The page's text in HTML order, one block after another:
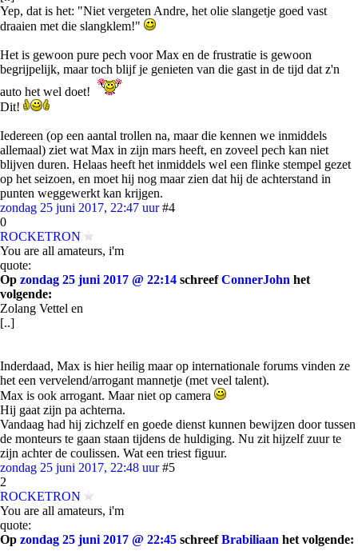
Yep, dat is het: "Niet vergeten Andre, het olie slangetje goed vast
draaien met die slangklem!"
Het is gewoon pure pech voor Max en de frustratie is gewoon
begrijpelijk, maar toch blijf je genieten van die gast in de tijd dat z'n
auto het wel doet!
Dit!
Iedereen (op een aantal trollen na, maar die kennen we inmiddels
allemaal) ziet wat Max in zijn mars heeft, en zoveel pech kan niet
blijven duren. Helaas heeft het inmiddels wel een flinke stempel gezet
op het seizoen, en moet hij nog maar zien dat hij de achterstand in
punten weggewerkt kan krijgen.
zondag 25 juni 2017, 22:47 uur #4
0
ROCKETRON
You are all amateurs, i'm
quote:
Op zondag 25 juni 2017 @ 22:14 schreefConnerJohn het
volgende:
Zolang Vettel en
[..]
Inderdaad, Max is hier heilig maar op internationale forums vinden ze
het een vervelend/arrogant mannetje (met veel talent).
Max is ook arrogant. Maar niet op camera
Hij gaat zijn pa achterna.
Vandaag had hij zichzelf en goede dienst kunnen bewijzen door tussen
de monteurs te gaan staan tijdens de huldiging. Nu zit hijzelf zuur te
zijn achter de coulissen. Wat een triest figuur.
zondag 25 juni 2017, 22:48 uur #5
2
ROCKETRON
You are all amateurs, i'm
quote:
Op zondag 25 juni 2017 @ 22:45 schreefBrabiliaan het volgende: